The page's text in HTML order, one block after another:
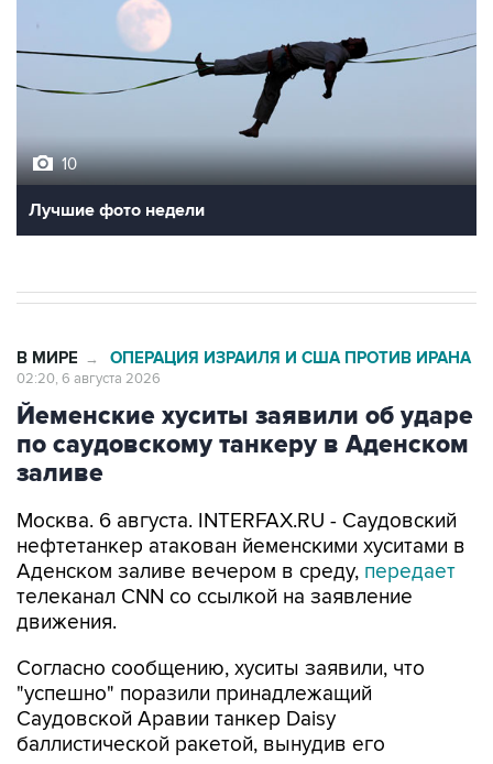
10
Лучшие фото недели
В МИРЕ → ОПЕРАЦИЯ ИЗРАИЛЯ И США ПРОТИВ ИРАНА
02:20, 6 августа 2026
Йеменские хуситы заявили об ударе
по саудовскому танкеру в Аденском
заливе
Москва. 6 августа. INTERFAX.RU - Саудовский
нефтетанкер атакован йеменскими хуситами в
Аденском заливе вечером в среду, передает
телеканал CNN со ссылкой на заявление
движения.
Согласно сообщению, хуситы заявили, что
"успешно" поразили принадлежащий
Саудовской Аравии танкер Daisy
баллистической ракетой, вынудив его